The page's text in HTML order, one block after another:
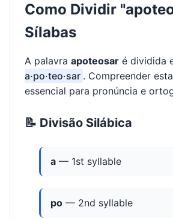
Como Dividir
Sílabas
A palavra apoteosar é dividida
a·po·teo·sar . Compreender
essencial para pronúncia e
📝 Divisão Silábica
a — 1st syllable
po — 2nd syllable